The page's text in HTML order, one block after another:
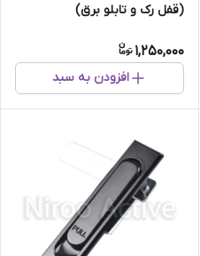
(قفل رک و تابلو برق)
1,250,000
افزودن به سبد